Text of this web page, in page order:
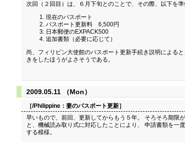
次回（２回目）は、６月下旬とのことで、その際、以下を準
現在のパスポート
パスポート更新料 6,500円
日本郵便のEXPACK500
追加書類（必要に応じて）
尚、フィリピン大使館のパスポート更新手続き説明による
きをしたほうがよさそうである。
2009.05.11 （Mon）
［/Philippine： 妻のパスポート更新］
早いもので、前回、更新してからもう５年。 そろそろ期限
と、機械読み取り式に対応したことにより、 申請書類を
する模様。